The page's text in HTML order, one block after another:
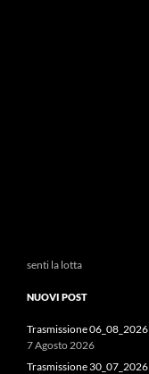
senti la lotta
NUOVI POST
Trasmissione 06_08_2026
7 Agosto 2026
Trasmissione 30_07_2026